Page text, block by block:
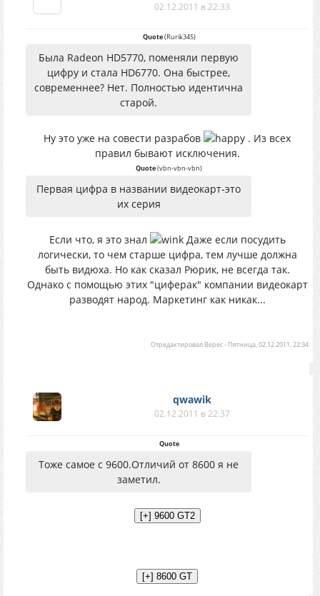
02.12.2011 в 22:33
Quote(Rurik345)
Была Radeon HD5770, поменяли первую
цифру и стала HD6770. Она быстрее,
современнее? Нет. Полностью идентична
старой.
Ну это уже на совести разрабов
. Из всех
правил бывают исключения.
Quote(vbn-vbn-vbn)
Первая цифра в названии видеокарт-это
их серия
Если что, я это знал
Даже если посудить
логически, то чем старше цифра, тем лучше должна
быть видюха. Но как сказал Рюрик, не всегда так.
Однако с помощью этих "циферак" компании видеокарт
разводят народ. Маркетинг как никак...
Отредактировал Верес- Пятница, 02.12.2011, 22:34
qwawik
02.12.2011 в 22:37
Quote
Тоже самое с 9600.Отличий от 8600 я не
заметил.